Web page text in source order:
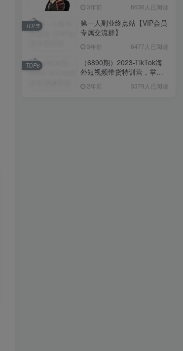
3年前 6636人已阅读
第一人副业终点站【VIP会员
专属交流群】
3年前 6477人已阅读
TOP5
（6890期）2023-TikTok海
外短视频带货特训营，掌握
（60节课）
2年前 3379人已阅读
TOP6